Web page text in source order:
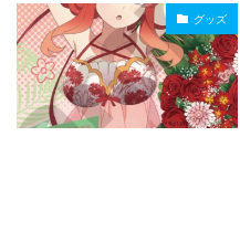
グッズ